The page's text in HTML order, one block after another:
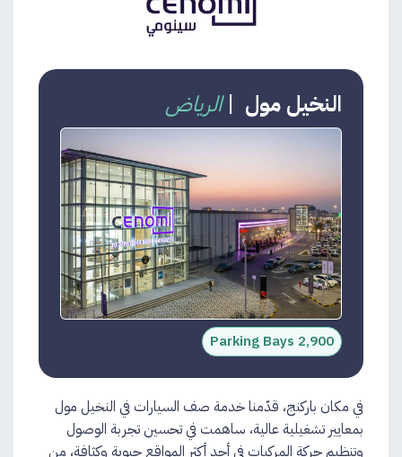
النخيل مول | الرياض
2,900 Parking Bays
في مكان باركنج، قدّمنا خدمة صف السيارات في النخيل مول
بمعايير تشغيلية عالية، ساهمت في تحسين تجربة الوصول
وتنظيم حركة المركبات في أحد أكثر المواقع حيوية وكثافة، من